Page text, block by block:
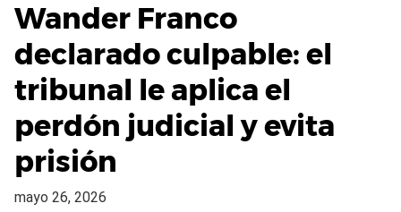
Wander Franco
declarado culpable: el
tribunal le aplica el
perdón judicial y evita
prisión
mayo 26, 2026